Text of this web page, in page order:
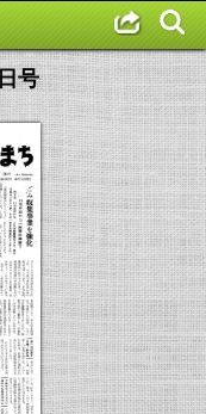
no options set.
号